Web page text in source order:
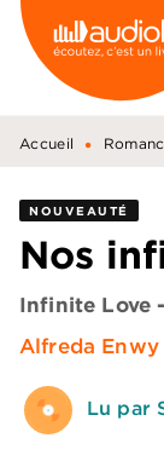
MENU
PIED DE PAGE
Accueil •
NOUVEAUTÉ
Nos
Infinite Love
Alfreda Enwy
Lu par